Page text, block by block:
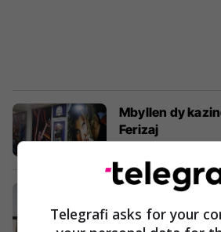
Mbyllen dy
Ferizaj
Mbyllen edhe 4
Ferizaj
Kosovë 31/05/2018
Telegrafi asks for your